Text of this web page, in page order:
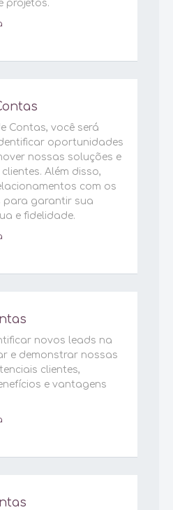
projetos.
Contas, você será
oportunidades
nossas soluções e
Além disso,
com os
para garantir sua
e fidelidade.
novos leads na
e demonstrar nossas
clientes,
e vantagens